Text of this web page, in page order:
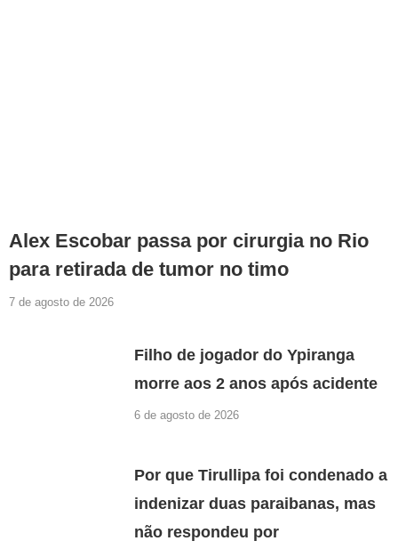
Alex Escobar passa por cirurgia no Rio
para retirada de tumor no timo
7 de agosto de 2026
Filho de jogador do Ypiranga
morre aos 2 anos após acidente
6 de agosto de 2026
Por que Tirullipa foi condenado a
indenizar duas paraibanas, mas
não respondeu por